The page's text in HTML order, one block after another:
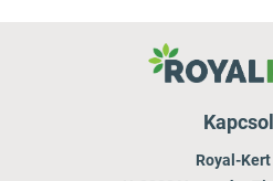
Royal-